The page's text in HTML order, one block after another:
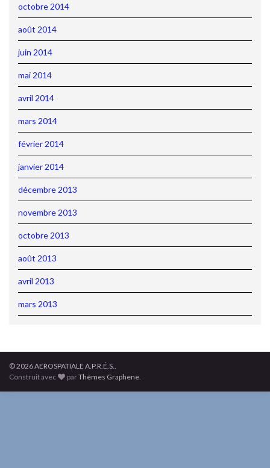
octobre 2014
août 2014
juin 2014
mai 2014
avril 2014
mars 2014
février 2014
janvier 2014
décembre 2013
novembre 2013
octobre 2013
août 2013
avril 2013
mars 2013
© 2026 AEROSPATIALE A.P.R.É.S..
Construit avec
parThèmes Graphene